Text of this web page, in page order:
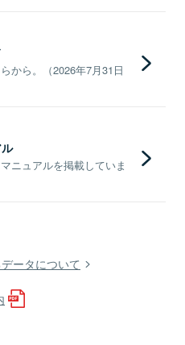
から。（2026年7月31日
ニュアルを掲載していま
ータについて